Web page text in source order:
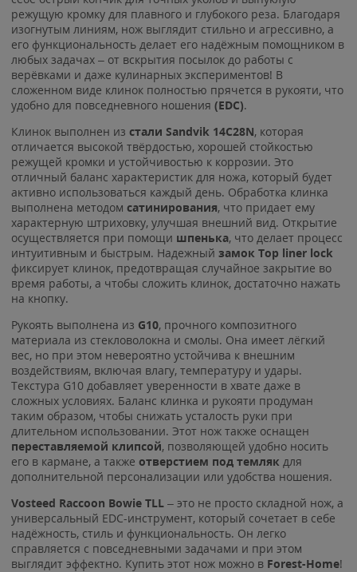
режущую кромку для плавного и глубокого реза. Благодаря
изогнутым линиям, нож выглядит стильно и агрессивно, а
его функциональность делает его надёжным помощником в
любых задачах – от вскрытия посылок до работы с
верёвками и даже кулинарных экспериментов! В
сложенном виде клинок полностью прячется в рукояти, что
удобно для повседневного ношения (EDC).
Клинок выполнен из стали Sandvik 14C28N, которая
отличается высокой твёрдостью, хорошей стойкостью
режущей кромки и устойчивостью к коррозии. Это
отличный баланс характеристик для ножа, который будет
активно использоваться каждый день. Обработка клинка
выполнена методом сатинирования, что придает ему
характерную штриховку, улучшая внешний вид. Открытие
осуществляется при помощи шпенька, что делает процесс
интуитивным и быстрым. Надежный замок Top liner lock
фиксирует клинок, предотвращая случайное закрытие во
время работы, а чтобы сложить клинок, достаточно нажать
на кнопку.
Рукоять выполнена из G10, прочного композитного
материала из стекловолокна и смолы. Она имеет лёгкий
вес, но при этом невероятно устойчива к внешним
воздействиям, включая влагу, температуру и удары.
Текстура G10 добавляет уверенности в хвате даже в
сложных условиях. Баланс клинка и рукояти продуман
таким образом, чтобы снижать усталость руки при
длительном использовании. Этот нож также оснащен
переставляемой клипсой, позволяющей удобно носить
его в кармане, а также отверстием под темляк для
дополнительной персонализации или удобства ношения.
Vosteed Raccoon Bowie TLL – это не просто складной нож, а
универсальный EDC-инструмент, который сочетает в себе
надёжность, стиль и функциональность. Он легко
справляется с повседневными задачами и при этом
выглядит эффектно. Купить этот нож можно в Forest-Home!